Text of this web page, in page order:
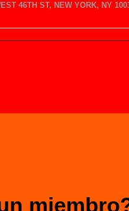
46TH ST, NEW YORK, NY